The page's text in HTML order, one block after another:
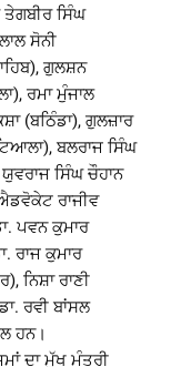
ਸਿੰਘ
ਸੋਨੀ
ਗੁਲਸ਼ਨ
ਰਮਾ ਮੁੰਜਾਲ
(ਬਠਿੰਡਾ), ਗੁਲਜ਼ਾਰ
ਬਲਰਾਜ ਸਿੰਘ
ਸਿੰਘ ਚੌਹਾਨ
ਰਾਜੀਵ
ਪਵਨ ਕੁਮਾਰ
ਰਾਜ ਕੁਮਾਰ
ਨਿਸ਼ਾ ਰਾਣੀ
ਰਵੀ ਬਾਂਸਲ
ਹਨ।
ਦਾ ਮੁੱਖ ਮੰਤਰੀ